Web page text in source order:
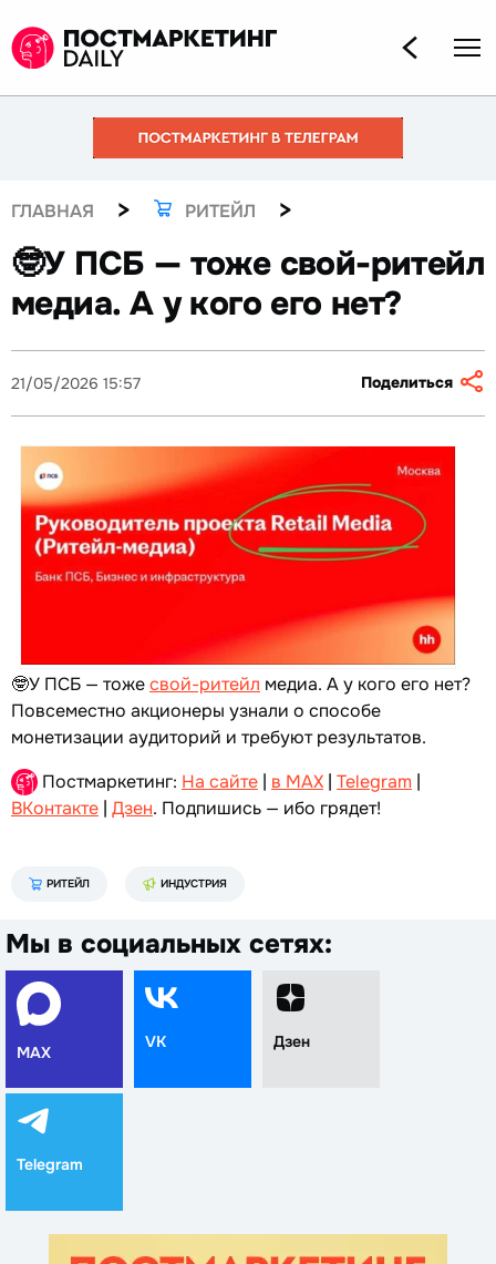
ГЛАВНАЯ > РИТЕЙЛ >
🤓У ПСБ — тоже свой-ритейл
медиа. А у кого его нет?
21/05/2026 15:57 Поделиться
🤓У ПСБ — тожесвой-ритейл медиа. А у кого его нет?
Повсеместно акционеры узнали о способе
монетизации аудиторий и требуют результатов.
Постмаркетинг: На сайте | в MAX | Telegram |
ВКонтакте | Дзен. Подпишись — ибо грядет!
РИТЕЙЛ ИНДУСТРИЯ
Мы в социальных сетях:
MAX
VK Дзен
Telegram